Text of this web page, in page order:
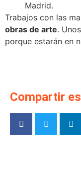
Madrid.
Trabajos con las
obras de arte.
porque estarán en
Compartir